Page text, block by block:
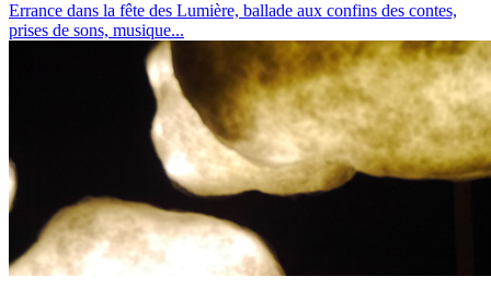
Errance dans la fête des Lumière, ballade aux confins des contes,
prises de sons, musique...